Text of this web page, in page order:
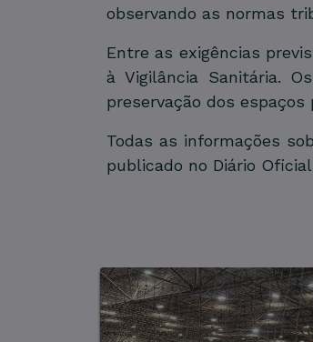
observando as normas
Entre as exigências
à Vigilância Sanitária.
preservação dos espaços
Todas as informações
publicado no Diário